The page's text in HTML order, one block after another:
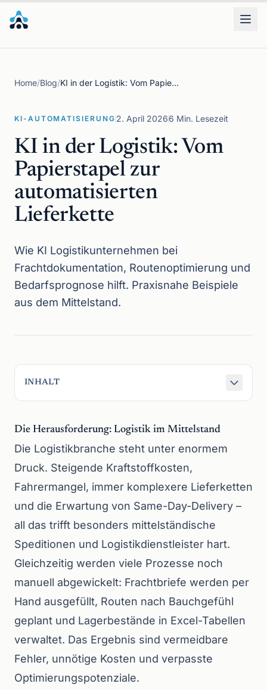
Branchen
Home/Blog/ KI in der Logistik: Vom Papierstapel zur automatisierten Lieferkette
KI-AUTOMATISIERUNG2. April 20266 Min. Lesezeit
KI in der Logistik: Vom
Papierstapel zur
automatisierten
Lieferkette
Wie KI Logistikunternehmen bei
Frachtdokumentation, Routenoptimierung und
Bedarfsprognose hilft. Praxisnahe Beispiele
aus dem Mittelstand.
INHALT
Die Herausforderung: Logistik im Mittelstand
Die Logistikbranche steht unter enormem
Druck. Steigende Kraftstoffkosten,
Fahrermangel, immer komplexere Lieferketten
und die Erwartung von Same-Day-Delivery –
all das trifft besonders mittelständische
Speditionen und Logistikdienstleister hart.
Gleichzeitig werden viele Prozesse noch
manuell abgewickelt: Frachtbriefe werden per
Hand ausgefüllt, Routen nach Bauchgefühl
geplant und Lagerbestände in Excel-Tabellen
verwaltet. Das Ergebnis sind vermeidbare
Fehler, unnötige Kosten und verpasste
Optimierungspotenziale.